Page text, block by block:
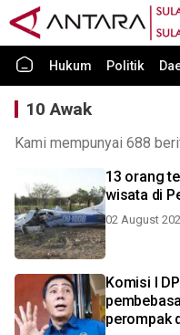
Hukum Politik
10 Awak
Kami mempunyai 688
13 orang
wisata di
02 August
Komisi I
pembebasan
perompak